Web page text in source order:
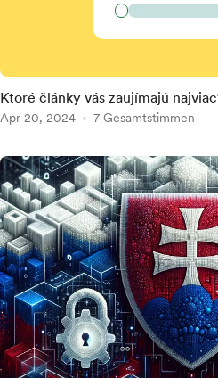
Ktoré články vás zaujímajú
Apr 20, 2024 7 Gesamtstimmen